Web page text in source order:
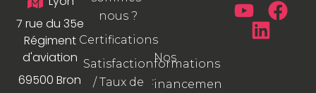
Nos
formations
Financement
nous ?
Certifications
Satisfaction
/ Taux de
7 rue du 35e
Régiment
d'aviation
69500 Bron